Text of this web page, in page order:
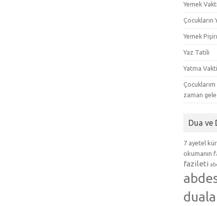
Yemek
Çocukların
Yemek
Yaz Tatili
Yatma
zaman
Dua ve
7 ayetel
okumanın
fazileti